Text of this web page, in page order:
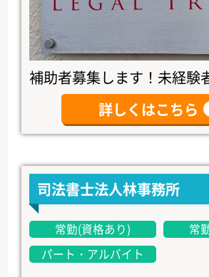
補助者募集します！未経験
詳しくはこちら
司法書士法人林事務所
常勤(資格あり)
常
パート・アルバイト